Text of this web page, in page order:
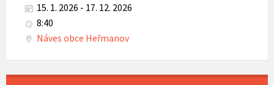
15. 1. 2026 - 17. 12. 2026
8:40
Náves obce Heřmanov